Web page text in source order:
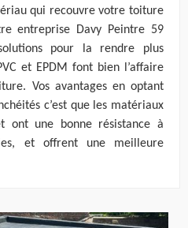
qui recouvre votre toiture
entreprise Davy Peintre 59
pour la rendre plus
et EPDM font bien l’affaire
Vos avantages en optant
c’est que les matériaux
ont une bonne résistance à
et offrent une meilleure